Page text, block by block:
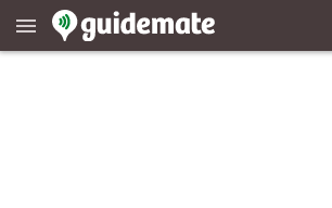
menu